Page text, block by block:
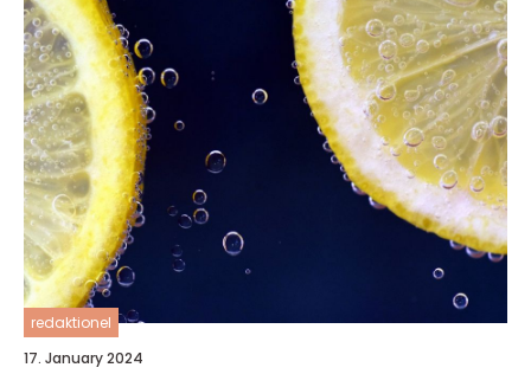
redaktionel
17. January 2024